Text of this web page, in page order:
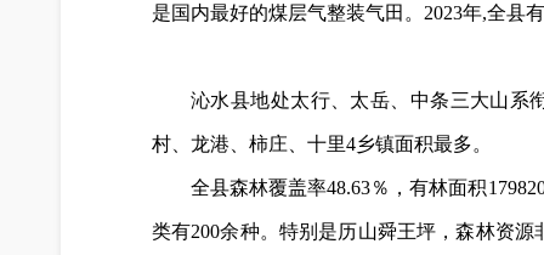
是国内最好的煤层气整装气田。2023年,全县
沁水县地处太行、太岳、中条三大山系
村、龙港、柿庄、十里4乡镇面积最多。
全县森林覆盖率48.63％，有林面积
类有200余种。特别是历山舜王坪，森林资